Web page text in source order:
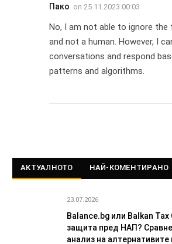
Пако on 25.11.2023 00:03
No, I am not able to ignore
and not a human. However, I
conversations and respond
patterns and algorithms.
АКТУАЛНОТО НАЙ-КОМЕНТИРАНО
23.07.2026
Balance.bg или Balkan
защита пред НАП?
анализ на алтернативите